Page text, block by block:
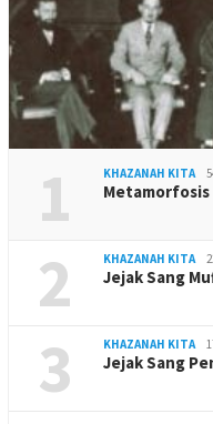
1 KHAZANAH KITA
2 KHAZANAH KITA
Jejak Sang
3 KHAZANAH KITA
Jejak Sang